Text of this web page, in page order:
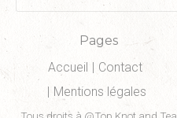
Pages
Accueil
Contact
Mentions légales